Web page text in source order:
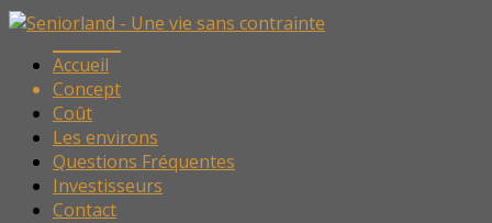
Accueil
Concept
Coût
Les environs
Questions Fréquentes
Investisseurs
Contact